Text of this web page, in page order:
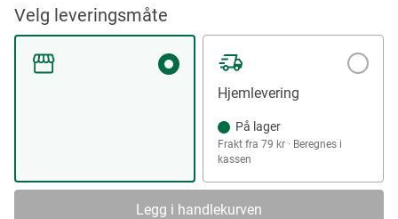
Velg leveringsmåte
Hjemlevering
På lager
Frakt fra 79 kr · Beregnes i
kassen
Legg i handlekurven